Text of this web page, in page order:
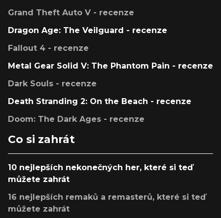
Grand Theft Auto V - recenze
Dragon Age: The Veilguard - recenze
Fallout 4 - recenze
Metal Gear Solid V: The Phantom Pain - recenze
Dark Souls - recenze
Death Stranding 2: On the Beach - recenze
Doom: The Dark Ages - recenze
Co si zahrát
10 nejlepších nekonečných her, které si teď
můžete zahrát
16 nejlepších remaků a remasterů, které si teď
můžete zahrát